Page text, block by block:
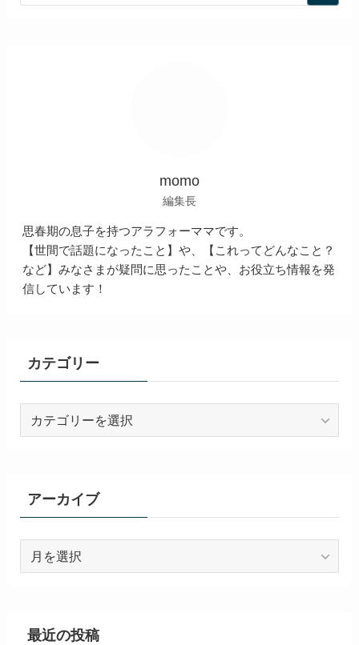
momo
編集長
思春期の息子を持つアラフォーママです。
【世間で話題になったこと】や、【これってどんなこと？
など】みなさまが疑問に思ったことや、お役立ち情報を発
信しています！
カテゴリー
ーアーカイブ
ブ
最近の投稿